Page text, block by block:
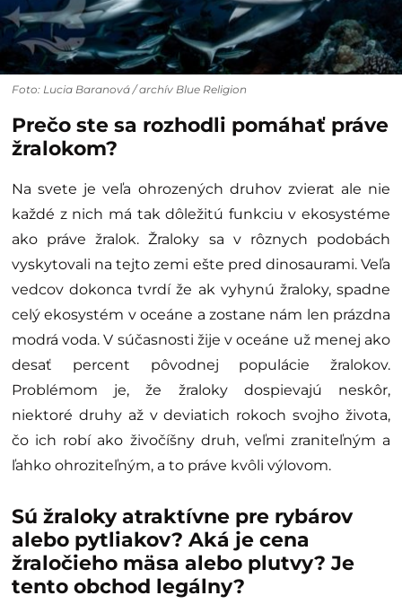
Foto: Lucia Baranová / archív Blue Religion
Prečo ste sa rozhodli pomáhať práve
žralokom?
Na svete je veľa ohrozených druhov zvierat ale nie
každé z nich má tak dôležitú funkciu v ekosystéme
ako práve žralok. Žraloky sa v rôznych podobách
vyskytovali na tejto zemi ešte pred dinosaurami. Veľa
vedcov dokonca tvrdí že ak vyhynú žraloky, spadne
celý ekosystém v oceáne a zostane nám len prázdna
modrá voda. V súčasnosti žije v oceáne už menej ako
desať percent pôvodnej populácie žralokov.
Problémom je, že žraloky dospievajú neskôr,
niektoré druhy až v deviatich rokoch svojho života,
čo ich robí ako živočíšny druh, veľmi zraniteľným a
ľahko ohroziteľným, a to práve kvôli výlovom.
Sú žraloky atraktívne pre rybárov
alebo pytliakov? Aká je cena
žraločieho mäsa alebo plutvy? Je
tento obchod legálny?